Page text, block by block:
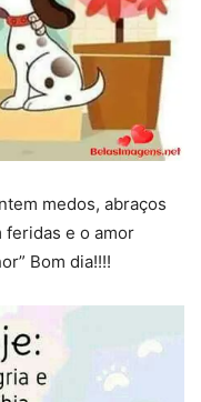
medos, abraços
feridas e o amor
Bom dia!!!!